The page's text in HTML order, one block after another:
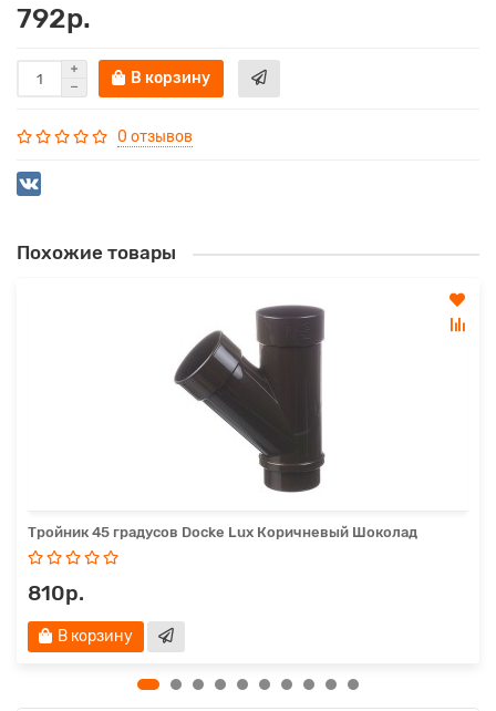
792р.
В корзину
0 отзывов
Похожие товары
Тройник 45 градусов Docke Lux Коричневый Шоколад
810р.
В корзину